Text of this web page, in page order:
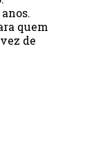
quem
de